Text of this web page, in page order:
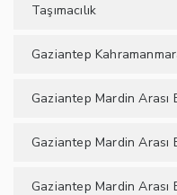
Taşımacılık
Gaziantep
Gaziantep Mardin Arası
Gaziantep Mardin Arası
Gaziantep Mardin Arası